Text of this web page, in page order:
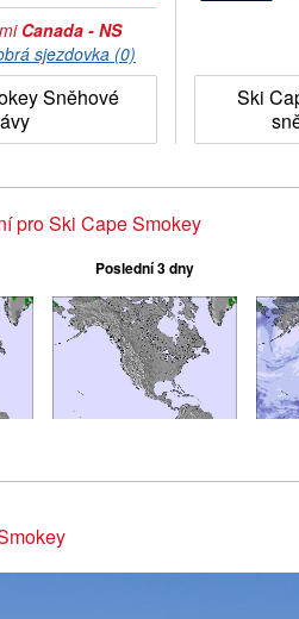
Canada - NS
sjezdovka (0)
Sněhové
Ski
pro Ski Cape Smokey
Poslední 3 dny